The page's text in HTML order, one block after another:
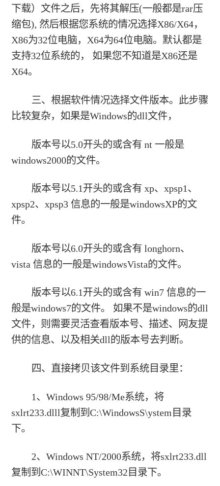
下载） 文件之后，先将其解压(一般都是rar压
缩包), 然后根据您系统的情况选择X86/X64，
X86为32位电脑，X64为64位电脑。默认都是
支持32位系统的， 如果您不知道是X86还是
X64。
三、根据软件情况选择文件版本。此步骤
比较复杂，如果是Windows的dll文件，
版本号以5.0开头的或含有 nt 一般是
windows2000的文件。
版本号以5.1开头的或含有 xp、xpsp1、
xpsp2、xpsp3 信息的一般是windowsXP的文
件。
版本号以6.0开头的或含有 longhorn、
vista 信息的一般是windowsVista的文件。
版本号以6.1开头的或含有 win7 信息的一
般是windows7的文件。 如果不是windows的dll
文件，则需要灵活查看版本号、描述、网友提
供的信息、以及相关dll的版本号去判断。
四、直接拷贝该文件到系统目录里：
1、Windows 95/98/Me系统，将
sxlrt233.dlll复制到C:\WindowsS\ystem目录
下。
2、Windows NT/2000系统，将sxlrt233.dll
复制到C:\WINNT\System32目录下。